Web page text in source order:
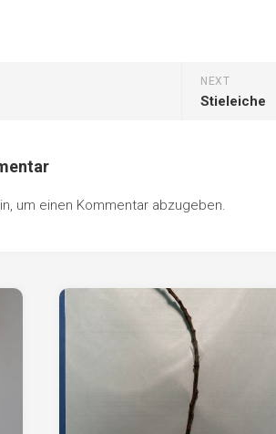
Tulpenbaum
Weißdorn
NEXT
Stieleiche
um einen Kommentar abzugeben.